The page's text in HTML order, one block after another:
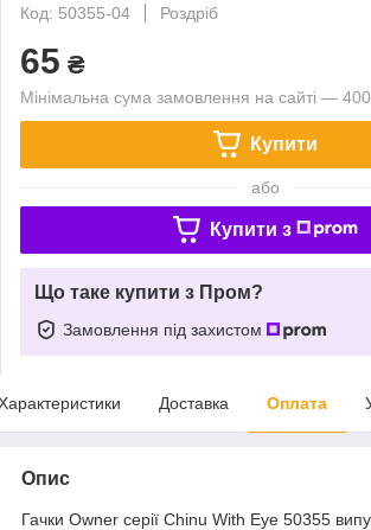
Код: 50355-04
Роздріб
65 ₴
Мінімальна сума замовлення на сайті —
Купити
або
Купити з
Що таке купити з Пром?
Замовлення під захистом
Доставка Оплата
Опис
Гачки Owner серії Chinu With Eye 50355